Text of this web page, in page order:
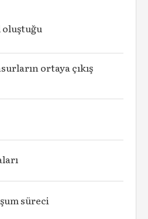
oluştuğu
ortaya çıkış
süreci